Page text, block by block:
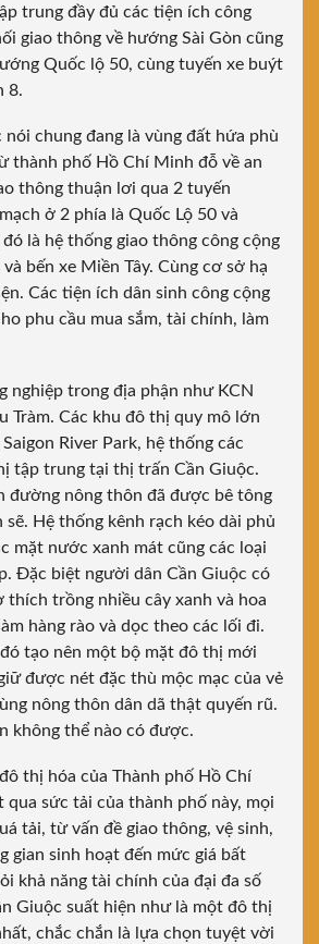
trung đầy đủ các tiện ích công
giao thông về hướng Sài Gòn cũng
Quốc lộ 50, cùng tuyến xe buýt
8.
nói chung đang là vùng đất hứa phù
thành phố Hồ Chí Minh đỗ về an
thông thuận lơi qua 2 tuyến
ở 2 phía là Quốc Lộ 50 và
là hệ thống giao thông công cộng
bến xe Miền Tây. Cùng cơ sở hạ
Các tiện ích dân sinh công cộng
phu cầu mua sắm, tài chính, làm
nghiệp trong địa phận như KCN
Tràm. Các khu đô thị quy mô lớn
River Park, hệ thống các
tập trung tại thị trấn Cần Giuộc.
đường nông thôn đã được bê tông
sẽ. Hệ thống kênh rạch kéo dài phủ
mặt nước xanh mát cũng các loại
Đặc biệt người dân Cần Giuộc có
thích trồng nhiều cây xanh và hoa
hàng rào và dọc theo các lối đi.
tạo nên một bộ mặt đô thị mới
được nét đặc thù mộc mạc của vẻ
nông thôn dân dã thật quyến rũ.
không thể nào có được.
thị hóa của Thành phố Hồ Chí
qua sức tải của thành phố này, mọi
tải, từ vấn đề giao thông, vệ sinh,
gian sinh hoạt đến mức giá bất
khả năng tài chính của đại đa số
Giuộc suất hiện như là một đô thị
chắc chắn là lựa chọn tuyệt vời